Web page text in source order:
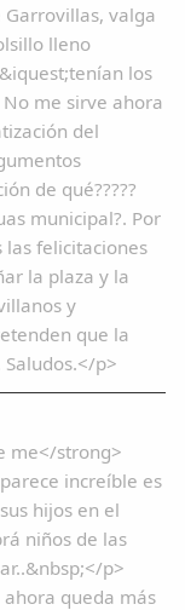
Garrovillas, valga
lleno
los
me sirve ahora
del
de qué?????
municipal?. Por
las felicitaciones
la plaza y la
y
que la
p>
me</strong>
increíble es
hijos en el
niños de las
p>
queda más